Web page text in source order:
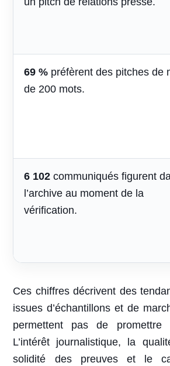
69 % préfèrent des pitches de
de 200 mots.
6 102 communiqués figurent
l’archive au moment de la
vérification.
Ces chiffres décrivent des
issues d’échantillons et de
permettent pas de promettre
L’intérêt journalistique, la
solidité des preuves et le